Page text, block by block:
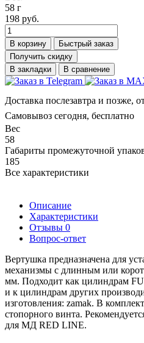
58 г
198 руб.
В корзину
Быстрый заказ
Получить скидку
В закладки
В сравнение
Доставка послезавтра и позже,
Самовывоз сегодня, бесплатно
Вес
58
Габариты промежуточной
185
Все характеристики
Описание
Характеристики
Отзывы 0
Вопрос-ответ
Вертушка предназначена для
механизмы с длинным или
мм. Подходит как цилиндрам
и к цилиндрам других
изготовления: zamak. В
стопорного винта.
для МД RED LINE.